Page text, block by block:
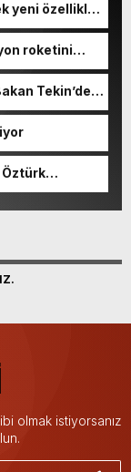
yeni özellikler
roketini
Tekin’den
başlattık”
Öztürk
olmak istiyorsanız